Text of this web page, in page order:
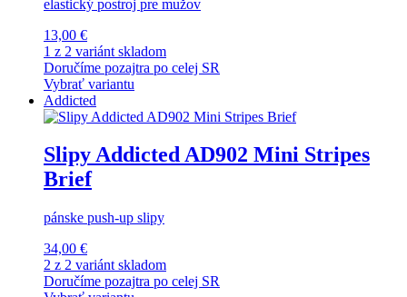
elastický postroj pre mužov
13,00 €
1 z 2 variánt skladom
Doručíme pozajtra po celej SR
Vybrať variantu
Addicted
Slipy Addicted AD902 Mini Stripes
Brief
pánske push-up slipy
34,00 €
2 z 2 variánt skladom
Doručíme pozajtra po celej SR